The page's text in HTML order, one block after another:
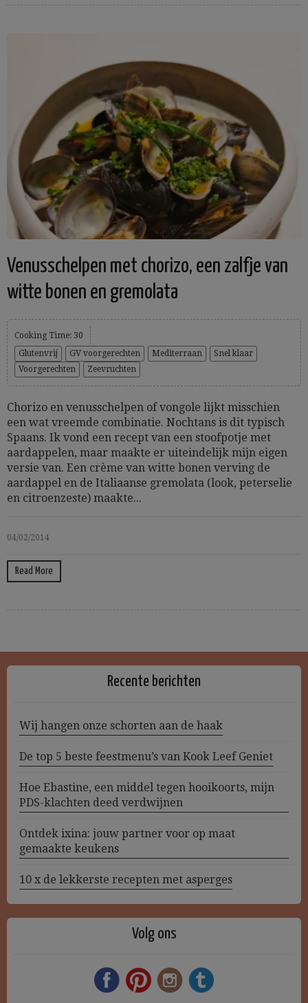
Venusschelpen met chorizo, een zalfje van
witte bonen en gremolata
Cooking Time: 30
Glutenvrij
GV voorgerechten Mediterraan
Snel klaar
Voorgerechten
Zeevruchten
Chorizo en venusschelpen of vongole lijkt misschien
een wat vreemde combinatie. Nochtans is dit typisch
Spaans. Ik vond een recept van een stoofpotje met
aardappelen, maar maakte er uiteindelijk mijn eigen
versie van. Een crème van witte bonen verving de
aardappel en de Italiaanse gremolata (look, peterselie
en citroenzeste) maakte...
04/02/2014
Read More
Recente berichten
Wij hangen onze schorten aan de haak
De top 5 beste feestmenu’s van Kook Leef Geniet
Hoe Ebastine, een middel tegen hooikoorts, mijn
PDS-klachten deed verdwijnen
Ontdek ixina: jouw partner voor op maat
gemaakte keukens
10 x de lekkerste recepten met asperges
Volg ons